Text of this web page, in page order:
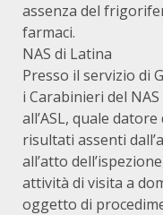
assenza del
farmaci.
NAS di Latina
Presso il servizio di
i Carabinieri del
all’ASL, quale
risultati assenti
all’atto
attività di visita a
oggetto di